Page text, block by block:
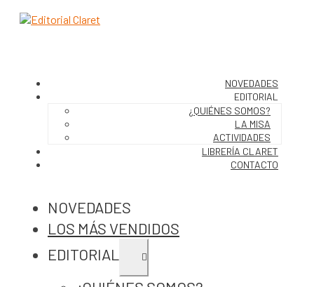
NOVEDADES
EDITORIAL
¿QUIÉNES SOMOS?
LA MISA
ACTIVIDADES
LIBRERÍA CLARET
CONTACTO
NOVEDADES
LOS MÁS VENDIDOS
EDITORIAL
Expandir
el
menú
hijo